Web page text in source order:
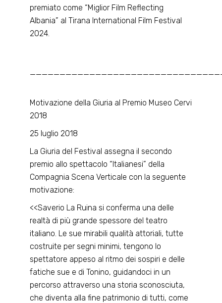
premiato come “Miglior Film Reflecting
Albania” al Tirana International Film Festival
2024.
Motivazione della Giuria al Premio Museo Cervi
2018
25 luglio 2018
La Giuria del Festival assegna il secondo
premio allo spettacolo “Italianesi” della
Compagnia Scena Verticale con la seguente
motivazione:
<<Saverio La Ruina si conferma una delle
realtà di più grande spessore del teatro
italiano. Le sue mirabili qualità attoriali, tutte
costruite per segni minimi, tengono lo
spettatore appeso al ritmo dei sospiri e delle
fatiche sue e di Tonino, guidandoci in un
percorso attraverso una storia sconosciuta,
che diventa alla fine patrimonio di tutti, come